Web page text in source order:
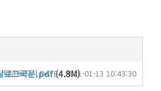
로그국문.pdf(4.8M)
다운로드 | DATE : 2021-01-13 10:43:30